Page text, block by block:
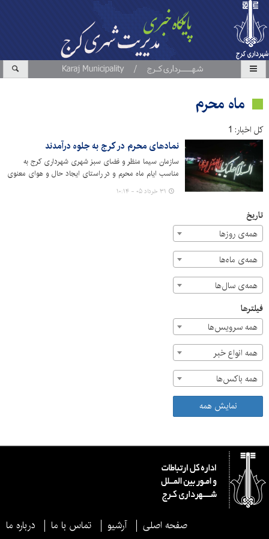
ماه محرم
کل اخبار: 1
نمادهای محرم در کرج به جلوه درآمدند
سازمان سیما منظر و فضای سبز شهری شهرداری کرج به
مناسب ایام ماه محرم و در راستای ایجاد حال و هوای معنوی
و متناسب با ایام سوگواری سید و سالار شهیدان حضرت امام
۳۱ خرداد ۰۵ - ۱۰:۱۴
تاریخ
همه‌ی روزها
همه‌ی ماه‌ها
همه‌ی سال‌ها
فیلترها
همه سرویس‌ها
همه انواع خبر
همه باکس‌ها
نمایش همه
صفحه اصلی آرشیو تماس با ما درباره ما